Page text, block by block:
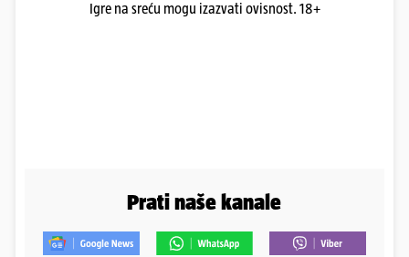
Igre na sreću mogu izazvati ovisnost. 18+
Prati naše kanale